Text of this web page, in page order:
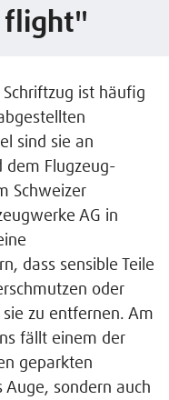
flight"
ist häufig
sind sie an
dem Flugzeug-
Schweizer
AG in
dass sensible Teile
oder
zu entfernen. Am
fällt einem der
geparkten
Auge, sondern auch